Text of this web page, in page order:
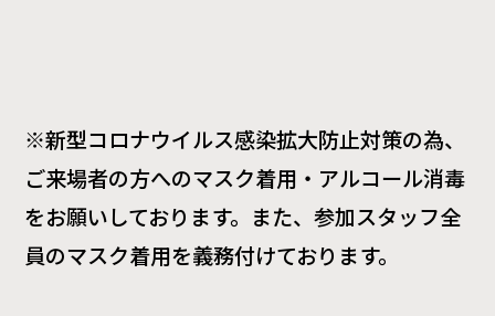
※新型コロナウイルス感染拡大防止対策の為、
ご来場者の方へのマスク着用・アルコール消毒
をお願いしております。また、参加スタッフ全
員のマスク着用を義務付けております。